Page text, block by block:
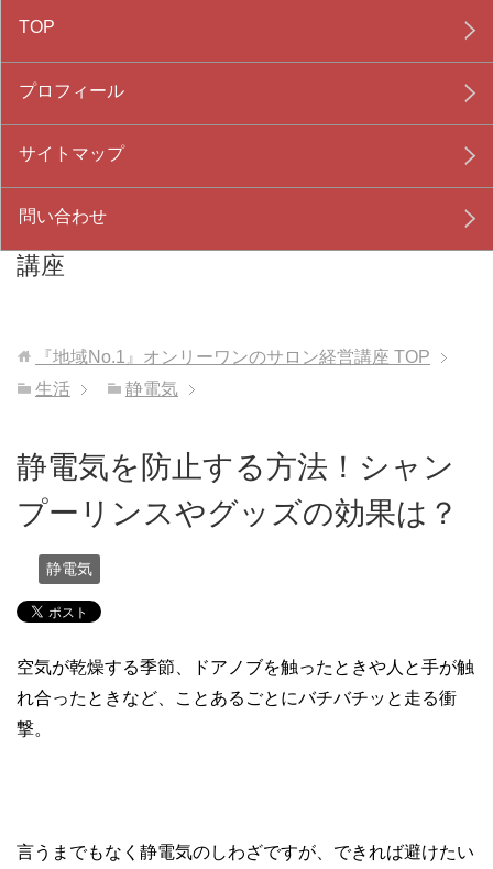
『地域No.1』オンリーワンのサロン経営
講座
TOP
プロフィール
サイトマップ
問い合わせ
『地域No.1』オンリーワンのサロン経営講座 TOP
生活
静電気
静電気を防止する方法！シャン
プーリンスやグッズの効果は？
静電気
空気が乾燥する季節、ドアノブを触ったときや人と手が触
れ合ったときなど、ことあるごとにバチバチッと走る衝
撃。
言うまでもなく静電気のしわざですが、できれば避けたい